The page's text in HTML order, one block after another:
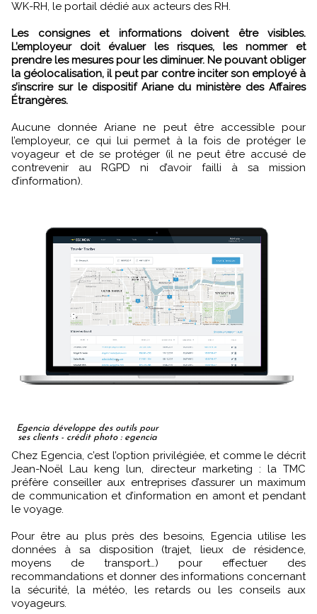
WK-RH, le portail dédié aux acteurs des RH.
Les consignes et informations doivent être visibles.
L’employeur doit évaluer les risques, les nommer et
prendre les mesures pour les diminuer. Ne pouvant obliger
la géolocalisation, il peut par contre inciter son employé à
s’inscrire sur le dispositif Ariane du ministère des Affaires
Étrangères.
Aucune donnée Ariane ne peut être accessible pour
l’employeur, ce qui lui permet à la fois de protéger le
voyageur et de se protéger (il ne peut être accusé de
contrevenir au RGPD ni d’avoir failli à sa mission
d’information).
Egencia développe des outils pour
ses clients - crédit photo : egencia
Chez Egencia, c’est l’option privilégiée, et comme le décrit
Jean-Noël Lau keng lun, directeur marketing : la TMC
préfère conseiller aux entreprises d’assurer un maximum
de communication et d’information en amont et pendant
le voyage.
Pour être au plus près des besoins, Egencia utilise les
données à sa disposition (trajet, lieux de résidence,
moyens de transport…) pour effectuer des
recommandations et donner des informations concernant
la sécurité, la météo, les retards ou les conseils aux
voyageurs.